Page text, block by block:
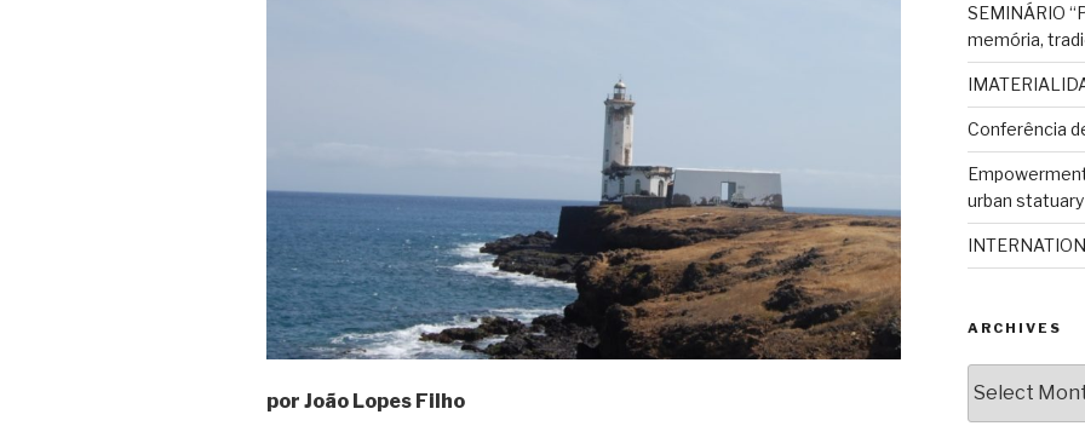
por João Lopes Filho
SEMINÁRIO
memória,
Conferência
urban
ARCHIVES